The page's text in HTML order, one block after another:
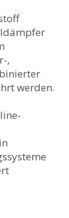
,
werden.